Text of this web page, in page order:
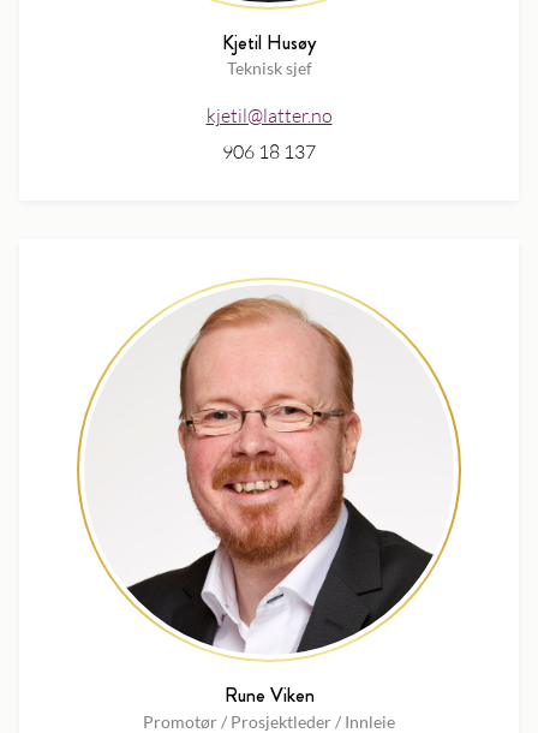
Kjetil Husøy
Teknisk sjef
kjetil@latter.no
906 18 137
Rune Viken
Promotør / Prosjektleder / Innleie